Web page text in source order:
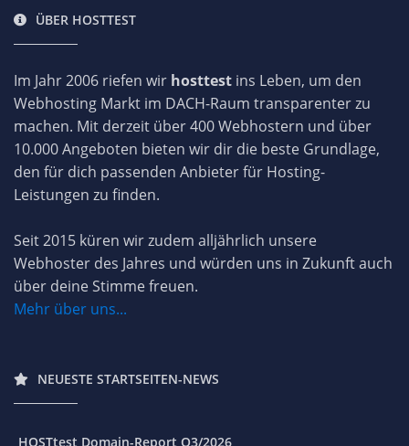
ÜBER HOSTTEST
Im Jahr 2006 riefen wir hosttest ins Leben, um den
Webhosting Markt im DACH-Raum transparenter zu
machen. Mit derzeit über 400 Webhostern und über
10.000 Angeboten bieten wir dir die beste Grundlage,
den für dich passenden Anbieter für Hosting-
Leistungen zu finden.
Seit 2015 küren wir zudem alljährlich unsere
Webhoster des Jahres und würden uns in Zukunft auch
über deine Stimme freuen.
Mehr über uns...
NEUESTE STARTSEITEN-NEWS
HOSTtest Domain-Report Q3/2026